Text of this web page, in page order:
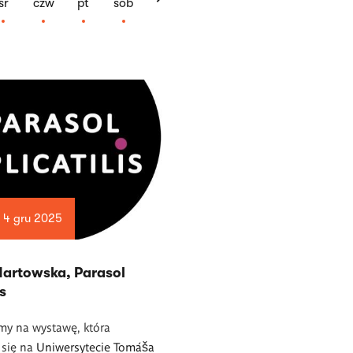
czw
pt
sob
4 gru 2025
Parasol
na wystawę, która
na Uniwersytecie Tomáša